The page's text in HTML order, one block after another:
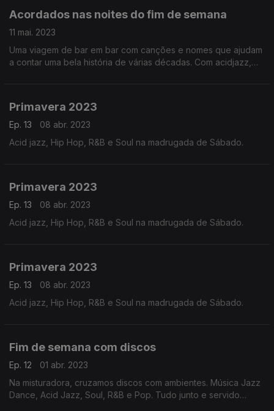
Acordados nas noites do fim de semana
11 mai. 2023
Uma viagem de bar em bar com canções e nomes que ajudam
a contar uma bela história de várias décadas. Com acidjazz,
Primavera 2023
Ep. 13
08 abr. 2023
Acid jazz, Hip Hop, R&B e Soul na madrugada de Sábado.
Primavera 2023
Ep. 13
08 abr. 2023
Acid jazz, Hip Hop, R&B e Soul na madrugada de Sábado.
Primavera 2023
Ep. 13
08 abr. 2023
Acid jazz, Hip Hop, R&B e Soul na madrugada de Sábado.
Fim de semana com discos
Ep. 12
01 abr. 2023
Na misturadora, cruzamos discos com ambientes. Música Jazz
Dance, Acid Jazz, Soul, R&B e Pop. Tudo junto e servido